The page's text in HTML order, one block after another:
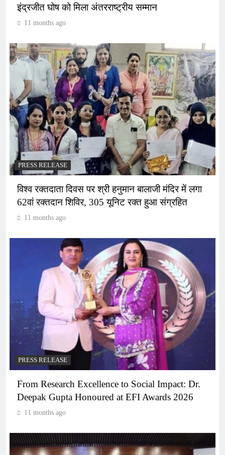
इंद्रजीत घोष को मिला अंतरराष्ट्रीय सम्मान
11 months ago
PRESS RELEASE
विश्व रक्तदाता दिवस पर श्री हनुमान बालाजी मंदिर में लगा
62वां रक्तदान शिविर, 305 यूनिट रक्त हुआ संग्रहित
11 months ago
PRESS RELEASE
From Research Excellence to Social Impact: Dr.
Deepak Gupta Honoured at EFI Awards 2026
11 months ago